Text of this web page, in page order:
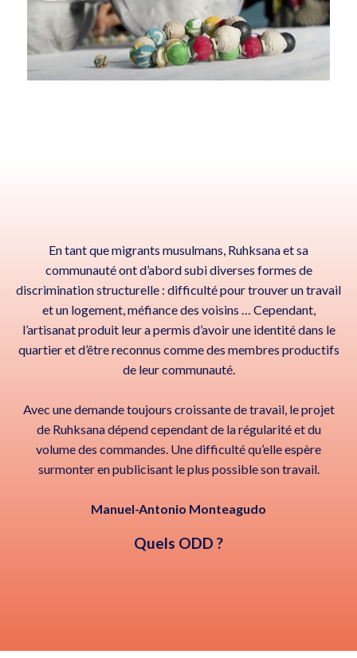
En tant que migrants musulmans, Ruhksana et sa
communauté ont d’abord subi diverses formes de
discrimination structurelle : difficulté pour trouver un travail
et un logement, méfiance des voisins … Cependant,
l’artisanat produit leur a permis d’avoir une identité dans le
quartier et d’être reconnus comme des membres productifs
de leur communauté.
Avec une demande toujours croissante de travail, le projet
de Ruhksana dépend cependant de la régularité et du
volume des commandes. Une difficulté qu’elle espère
surmonter en publicisant le plus possible son travail.
Manuel-Antonio Monteagudo
Quels ODD ?